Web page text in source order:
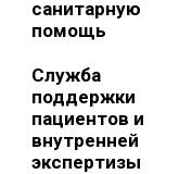
санитарную
помощь
Служба
поддержки
пациентов и
внутренней
экспертизы